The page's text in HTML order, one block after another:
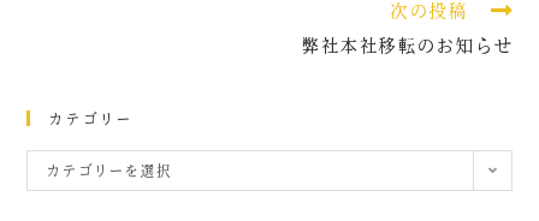
次の投稿
弊社本社移転のお知らせ
カテゴリー
カテゴリーを選択